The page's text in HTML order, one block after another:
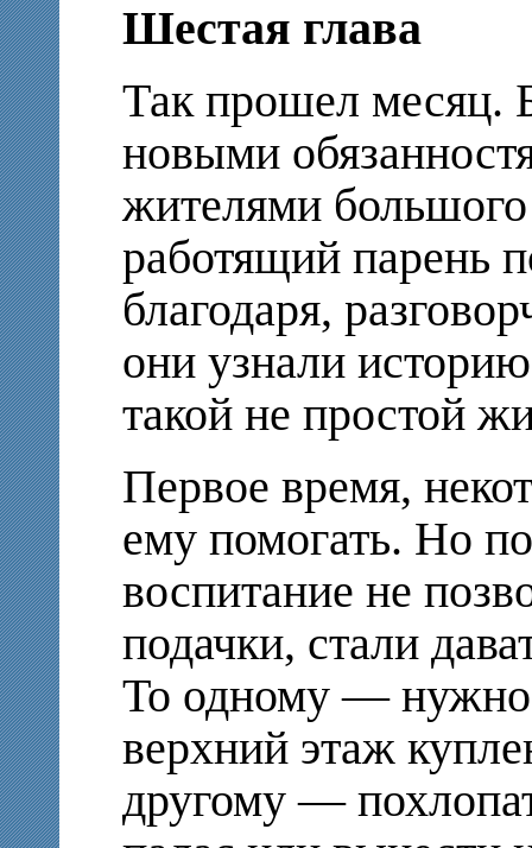
Шестая глава
Так прошел месяц.
новыми
жителями
работящий парень
благодаря,
они узнали
такой не простой
Первое время,
ему помогать. Но
воспитание не
подачки, стали
То одному — нужно
верхний этаж
другому —